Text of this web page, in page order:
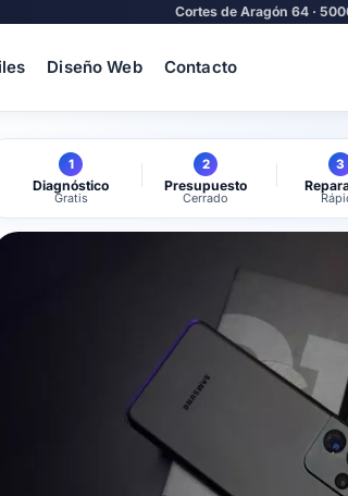
Cortes de Aragón 64 ·
Diseño Web Contacto
1
Diagnóstico
Gratis
2
Presupuesto
Cerrado
3